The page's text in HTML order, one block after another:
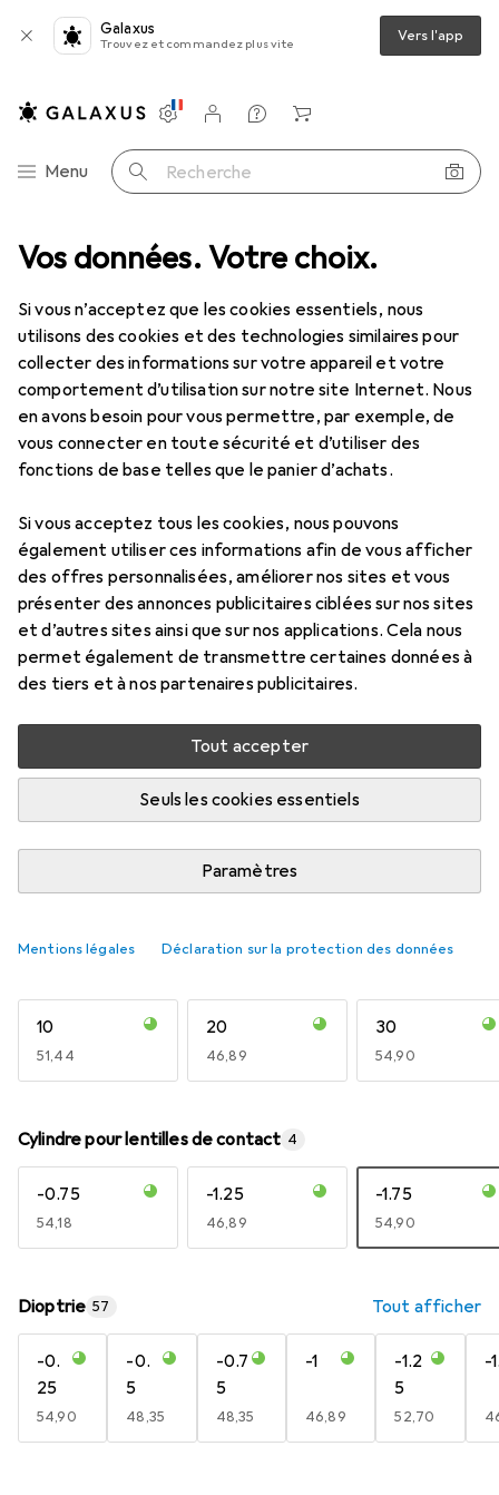
Vos données. Votre choix.
Si vous n’acceptez que les cookies essentiels, nous
utilisons des cookies et des technologies similaires pour
collecter des informations sur votre appareil et votre
comportement d’utilisation sur notre site Internet. Nous
en avons besoin pour vous permettre, par exemple, de
vous connecter en toute sécurité et d’utiliser des
fonctions de base telles que le panier d’achats.
Si vous acceptez tous les cookies, nous pouvons
également utiliser ces informations afin de vous afficher
des offres personnalisées, améliorer nos sites et vous
présenter des annonces publicitaires ciblées sur nos sites
et d’autres sites ainsi que sur nos applications. Cela nous
permet également de transmettre certaines données à
des tiers et à nos partenaires publicitaires.
Tout accepter
Seuls les cookies essentiels
Paramètres
Mentions légales Déclaration sur la protection des données
Galaxus
Trouvez et commandez plus vite Vers l'app
Navigation par catégorie
Menu Recherche
Paramètres
Compte client
Listes de comparaison
Listes d'envies
Panier
de contact Air Optix plus HydraGlyde pour l'astigmatisme
Air Optixplus HydraGlyde pour
l'astigmatisme
Prix en EUR TVA incl.
EUR
54,90 EUR
9,16/1pcs
Livré entre ven, 14/8 et mar, 18/8
Ajouter au panier
livraison gratuite
10
EUR
51,44
20
EUR
46,89
30
EUR
54,90
Cylindre pour lentilles de contact 4
-0.75
EUR
54,18
-1.25
EUR
46,89
-1.75
EUR
54,90
Dioptrie 57 Tout afficher
-0.
25
EUR
54,90
-0.
5
EUR
48,35
-0.7
5
EUR
48,35
-1
EUR
46,89
-1.2
5
EUR
52,70
-